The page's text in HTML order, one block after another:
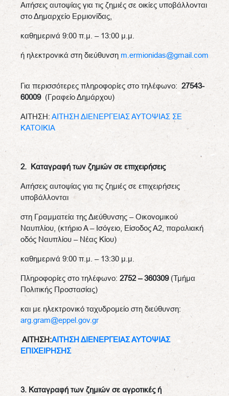
Αιτήσεις αυτοψίας για τις ζημιές σε οικίες υποβάλλονται
στο Δημαρχείο Ερμιονίδας,
καθημερινά 9:00 π.μ. – 13:00 μ.μ.
ή ηλεκτρονικά στη διεύθυνση m.ermionidas@gmail.com
Για περισσότερες πληροφορίες στο τηλέφωνο: 27543-
60009(Γραφείο Δημάρχου)
ΑΙΤΗΣΗ: ΑΙΤΗΣΗ ΔΙΕΝΕΡΓΕΙΑΣ ΑΥΤΟΨΙΑΣ ΣΕ
ΚΑΤΟΙΚΙΑ
2. Καταγραφή των ζημιών σε επιχειρήσεις
Αιτήσεις αυτοψίας για τις ζημιές σε επιχειρήσεις
υποβάλλονται
στη Γραμματεία της Διεύθυνσης – Οικονομικού
Ναυπλίου, (κτήριο Α – Ισόγειο, Είσοδος Α2, παραλιακή
οδός Ναυπλίου – Νέας Κίου)
καθημερινά 9:00 π.μ. – 13:30 μ.μ.
Πληροφορίες στο τηλέφωνο: 2752 – 360309(Τμήμα
Πολιτικής Προστασίας)
και με ηλεκτρονικό ταχυδρομείο στη διεύθυνση:
arg.gram@eppel.gov.gr
ΑΙΤΗΣΗ:ΑΙΤΗΣΗ ΔΙΕΝΕΡΓΕΙΑΣ ΑΥΤΟΨΙΑΣ
ΕΠΙΧΕΙΡΗΣΗΣ
3. Καταγραφή των ζημιών σε αγροτικές ή